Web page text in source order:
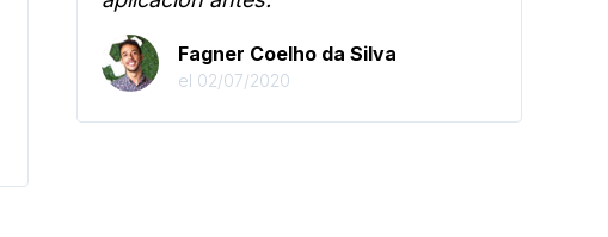
Fagner Coelho da Silva
el 02/07/2020